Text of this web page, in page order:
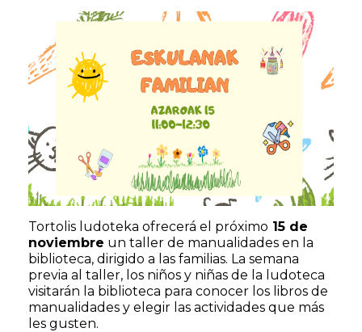
Tortolis ludoteka ofrecerá el próximo 15 de
noviembre un taller de manualidades en la
biblioteca, dirigido a las familias. La semana
previa al taller, los niños y niñas de la ludoteca
visitarán la biblioteca para conocer los libros de
manualidades y elegir las actividades que más
les gusten.